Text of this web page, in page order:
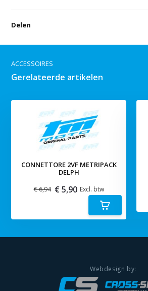
Delen
ACCESSOIRES
Gerelateerde artikelen
CONNETTORE 2VF METRIPACK
DELPH
€ 6,94 € 5,90 Excl. btw